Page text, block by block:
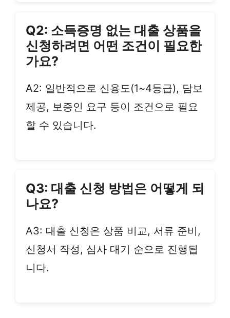
Q2: 소득증명 없는 대출 상품을
신청하려면 어떤 조건이 필요한
가요?
A2: 일반적으로 신용도(1~4등급), 담보
제공, 보증인 요구 등이 조건으로 필요
할 수 있습니다.
Q3: 대출 신청 방법은 어떻게 되
나요?
A3: 대출 신청은 상품 비교, 서류 준비,
신청서 작성, 심사 대기 순으로 진행됩
니다.